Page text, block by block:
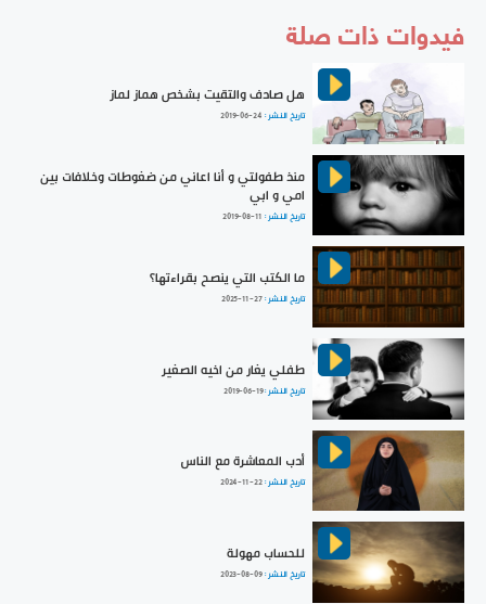
فيدوات ذات صلة
هل صادف والتقيت بشخص هماز لماز
تاريخ النشر : 2019-06-24
منذ طفولتي و أنا اعاني من ضغوطات وخلافات بين
امي و ابي
تاريخ النشر : 2019-08-11
ما الكتب التي ينصح بقراءتها؟
تاريخ النشر :2025-11-27
طفلي يغار من اخيه الصغير
تاريخ النشر :2019-06-19
أدب المعاشرة مع الناس
تاريخ النشر :2024-11-22
للحساب مهولة
تاريخ النشر :2023-08-09